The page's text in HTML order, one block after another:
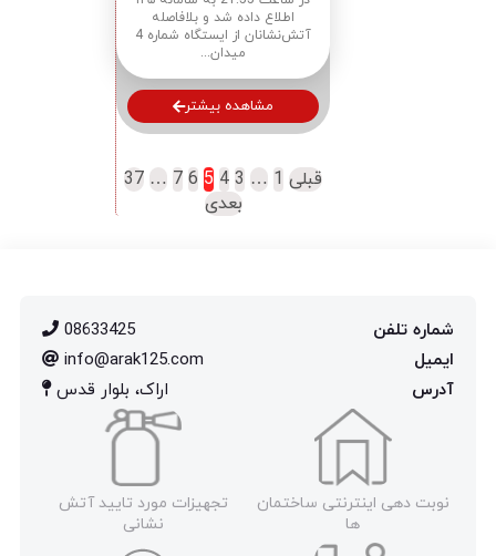
اطلاع داده شد و بلافاصله
آتش‌نشانان از ایستگاه شماره 4
میدان...
مشاهده بیشتر
قبلی 1
…
3
4
5
6
7
…
37
بعدی
شماره تلفن
08633425
ایمیل
info@arak125.com
آدرس
اراک، بلوار قدس
نوبت دهی اینترنتی ساختمان
ها
تجهیزات مورد تایید آتش
نشانی